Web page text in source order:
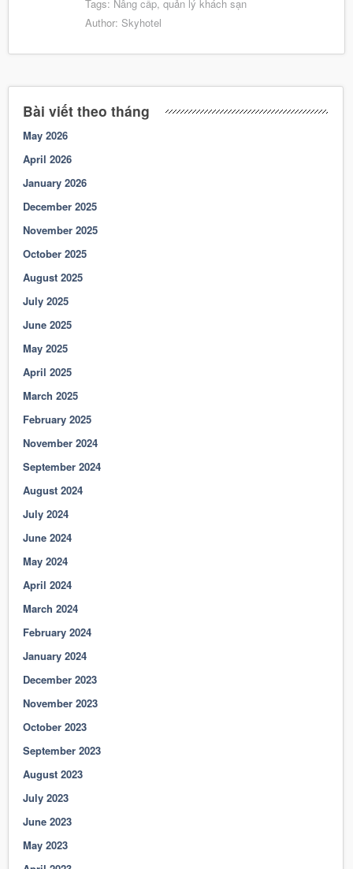
Tags: Nâng cấp,quản lý khách sạn
Author:Skyhotel
Bài viết theo tháng
May 2026
April 2026
January 2026
December 2025
November 2025
October 2025
August 2025
July 2025
June 2025
May 2025
April 2025
March 2025
February 2025
November 2024
September 2024
August 2024
July 2024
June 2024
May 2024
April 2024
March 2024
February 2024
January 2024
December 2023
November 2023
October 2023
September 2023
August 2023
July 2023
June 2023
May 2023